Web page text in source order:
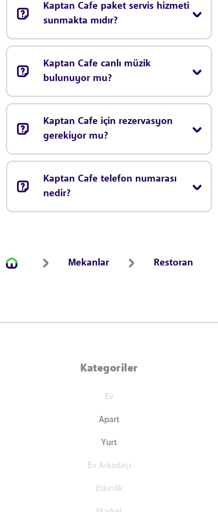
Kaptan Cafe paket servis hizmeti
sunmakta mıdır?
Kaptan Cafe canlı müzik
bulunuyor mu?
Kaptan Cafe için rezervasyon
gerekiyor mu?
Kaptan Cafe telefon numarası
nedir?
Mekanlar Restoran
Kategoriler
Ev
Apart
Yurt
Ev Arkadaşı
Etkinlik